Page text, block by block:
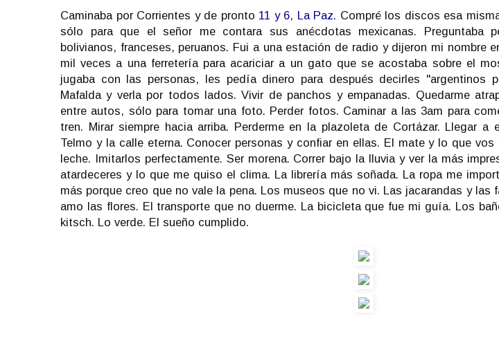
Caminaba por Corrientes y de pronto 11 y 6, La Paz. Compré los discos esa
sólo para que el señor me contara sus anécdotas mexicanas. Preguntaba
bolivianos, franceses, peruanos. Fui a una estación de radio y dijeron mi nombre
mil veces a una ferretería para acariciar a un gato que se acostaba sobre el
jugaba con las personas, les pedía dinero para después decirles "argentinos
Mafalda y verla por todos lados. Vivir de panchos y empanadas. Quedarme
entre autos, sólo para tomar una foto. Perder fotos. Caminar a las 3am para
tren. Mirar siempre hacia arriba. Perderme en la plazoleta de Cortázar. Llegar
Telmo y la calle eterna. Conocer personas y confiar en ellas. El mate y lo que
leche. Imitarlos perfectamente. Ser morena. Correr bajo la lluvia y ver la más
atardeceres y lo que me quiso el clima. La librería más soñada. La ropa me
más porque creo que no vale la pena. Los museos que no vi. Las jacarandas y las
amo las flores. El transporte que no duerme. La bicicleta que fue mi guía. Los
kitsch. Lo verde. El sueño cumplido.